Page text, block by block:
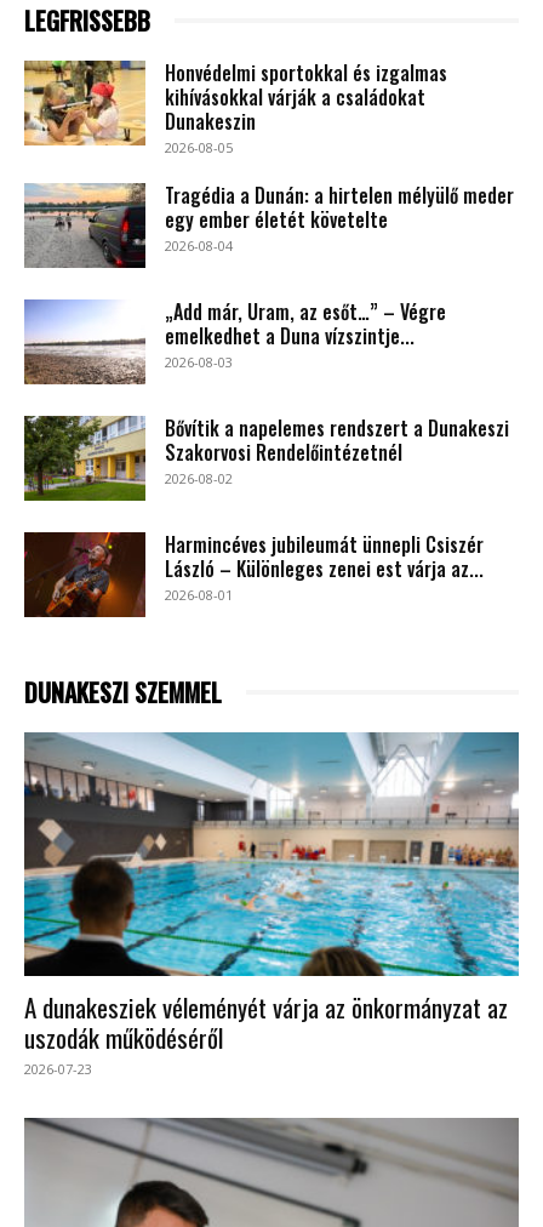
LEGFRISSEBB
Honvédelmi sportokkal és izgalmas
kihívásokkal várják a családokat
Dunakeszin
2026-08-05
Tragédia a Dunán: a hirtelen mélyülő meder
egy ember életét követelte
2026-08-04
„Add már, Uram, az esőt…” – Végre
emelkedhet a Duna vízszintje...
2026-08-03
Bővítik a napelemes rendszert a Dunakeszi
Szakorvosi Rendelőintézetnél
2026-08-02
Harmincéves jubileumát ünnepli Csiszér
László – Különleges zenei est várja az...
2026-08-01
DUNAKESZI SZEMMEL
A dunakesziek véleményét várja az önkormányzat az
uszodák működéséről
2026-07-23